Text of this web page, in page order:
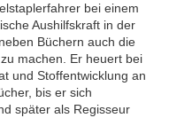
bei einem
Aushilfskraft in der
Büchern auch die
machen. Er heuert bei
und Stoffentwicklung an
bis er sich
später als Regisseur